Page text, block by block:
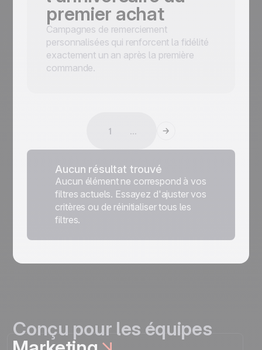
premier achat
Campagnes de remerciement
personnalisées qui renforcent la fidélité
exactement un an après la première
commande.
1 ...
Aucun résultat trouvé
Aucun élément ne correspond à vos
filtres actuels. Essayez d'ajuster vos
critères ou de réinitialiser tous les
filtres.
Conçu pour les équipes